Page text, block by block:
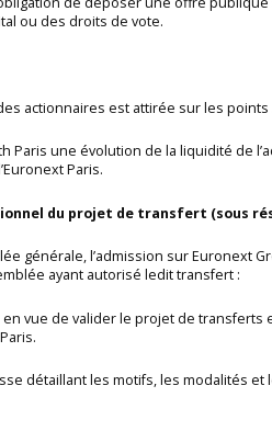
ou des droits de vote.
actionnaires est attirée sur les points
Paris une évolution de la liquidité de
Paris.
du projet de transfert (sous
générale, l’admission sur Euronext
ayant autorisé ledit transfert :
en vue de valider le projet de
détaillant les motifs, les modalités